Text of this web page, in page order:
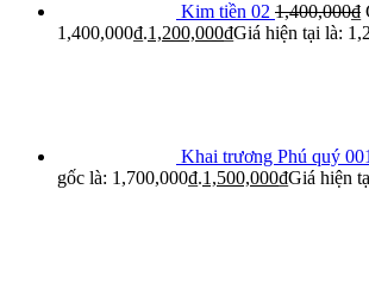
Kim tiền 02 1,400,000₫
1,400,000₫.1,200,000₫Giá hiện tại là:
Khai trương Phú quý 001
gốc là: 1,700,000₫.1,500,000₫Giá hiện